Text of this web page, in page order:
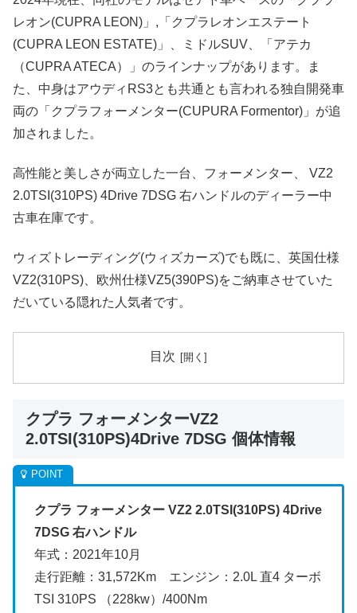
レオン(CUPRA LEON)」,「クプラレオンエステート
(CUPRA LEON ESTATE)」、ミドルSUV、「アテカ
（CUPRA ATECA）」のラインナップがあります。ま
た、中身はアウディRS3とも共通とも言われる独自開発車
両の「クプラフォーメンター(CUPURA Formentor)」が追
加されました。
高性能と美しさが両立した一台、フォーメンター、 VZ2
2.0TSI(310PS) 4Drive 7DSG 右ハンドルのディーラー中
古車在庫です。
ウィズトレーディング(ウィズカーズ)でも既に、英国仕様
VZ2(310PS)、欧州仕様VZ5(390PS)をご納車させていた
だいている隠れた人気者です。
目次
クプラ フォーメンターVZ2
2.0TSI(310PS)4Drive 7DSG 個体情報
クプラ フォーメンター VZ2 2.0TSI(310PS) 4Drive
7DSG 右ハンドル
年式：2021年10月
走行距離：31,572Km エンジン：2.0L 直4 ターボ
TSI 310PS （228kw）/400Nm